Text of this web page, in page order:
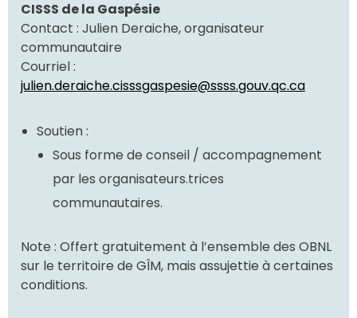
CISSS de la Gaspésie
Contact : Julien Deraiche, organisateur
communautaire
Courriel :
julien.deraiche.cisssgaspesie@ssss.gouv.qc.ca
Soutien :
Sous forme de conseil / accompagnement
par les organisateurs.trices
communautaires.
Note : Offert gratuitement à l’ensemble des OBNL
sur le territoire de GÎM, mais assujettie à certaines
conditions.